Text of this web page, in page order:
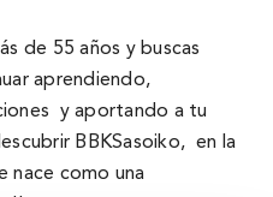
de 55 años y buscas
aprendiendo,
y aportando a tu
BBKSasoiko, en la
nace como una